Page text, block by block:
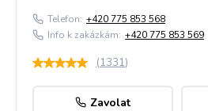
Telefon: +420 775 853 568
Info k zakázkám: +420 775 853 569
(1331)
Zavolat